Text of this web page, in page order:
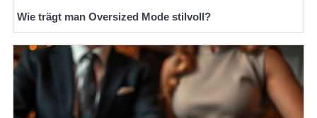
Wie trägt man Oversized Mode stilvoll?